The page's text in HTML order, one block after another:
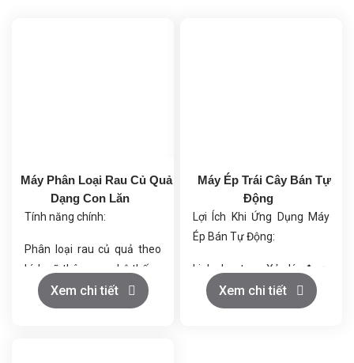
Máy Phân Loại Rau Củ Quả
Dạng Con Lăn
Tính năng chính:
Phân loại rau củ quả theo
kích cỡ thông qua hệ thống
con lăn giãn cách tự động.
Xem chi tiết
Máy Ép Trái Cây Bán Tự
Động
Lợi Ích Khi Ứng Dụng Máy
Ép Bán Tự Động:
Linh hoạt – Xử lý được
nhiều loại trái cây khác
nhau.
Xem chi tiết